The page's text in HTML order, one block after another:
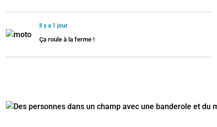
Il y a 1 jour
Ça roule à la ferme !